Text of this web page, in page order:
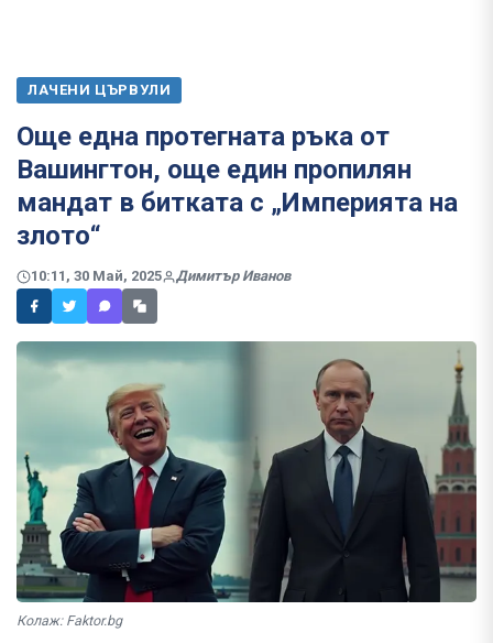
ЛАЧЕНИ ЦЪРВУЛИ
Още една протегната ръка от
Вашингтон, още един пропилян
мандат в битката с „Империята на
злото“
10:11, 30 Май, 2025 Димитър Иванов
Колаж: Faktor.bg